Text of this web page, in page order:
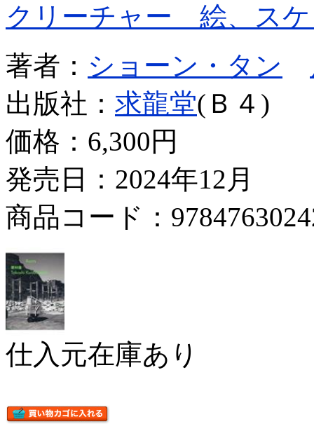
クリーチャー 絵、ス
著者： ショーン・タン
出版社： 求龍堂(Ｂ４)
価格： 6,300円
発売日：2024年12月
商品コード：
仕入元在庫あり